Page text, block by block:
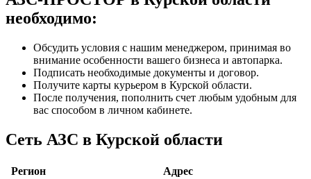
необходимо:
Обсудить условия с нашим менеджером, принимая во
внимание особенности вашего бизнеса и автопарка.
Подписать необходимые документы и договор.
Получите карты курьером в Курской области.
После получения, пополнить счет любым удобным для
вас способом в личном кабинете.
Сеть АЗС в Курской области
Регион
Адрес